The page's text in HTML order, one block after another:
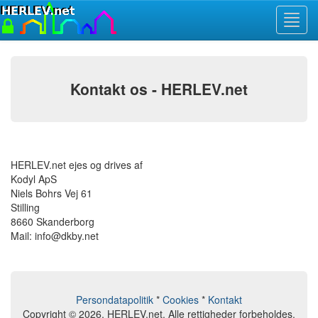
Kontakt os - HERLEV.net
HERLEV.net ejes og drives af
Kodyl ApS
Niels Bohrs Vej 61
Stilling
8660 Skanderborg
Mail: info@dkby.net
Persondatapolitik * Cookies * Kontakt
Copyright © 2026, HERLEV.net. Alle rettigheder forbeholdes.